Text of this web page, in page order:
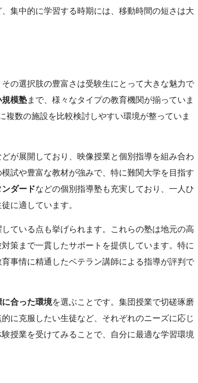
集中的に学習する時期には、移動時間の短さは大
の選択肢の豊富さは受験生にとって大きな魅力で
模塾まで、様々なタイプの教育機関が揃っていま
数の施設を比較検討しやすい環境が整っていま
どが展開しており、映像授業と個別指導を組み合わ
試や豊富な教材が強みで、特に難関大学を目指す
ダードなどの個別指導塾も充実しており、一人ひ
に適しています。
している点も挙げられます。これらの塾は地元の高
策まで一貫したサポートを提供しています。特に
事情に精通したベテラン講師による指導が評判で
合った環境を選ぶことです。集団授業で切磋琢磨
に克服したい生徒など、それぞれのニーズに応じ
授業を受けてみることで、自分に最適な学習環境